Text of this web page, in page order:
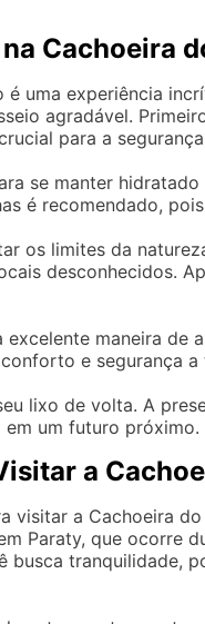
Cachoeira
uma experiência
agradável.
para a
se manter
é recomendado,
os limites da
desconhecidos.
maneira de
e segurança
lixo de volta. A
em um futuro próximo.
a
visitar a Cachoeira
Paraty, que ocorre
busca tranquilidade,